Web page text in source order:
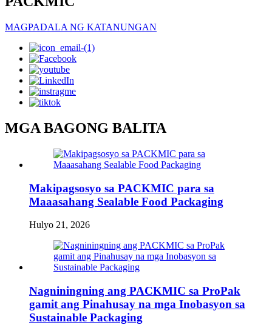
MAGPADALA NG KATANUNGAN
MGA BAGONG BALITA
Makipagsosyo sa PACKMIC para sa
Maaasahang Sealable Food Packaging
Hulyo 21, 2026
Nagniningning ang PACKMIC sa ProPak
gamit ang Pinahusay na mga Inobasyon sa
Sustainable Packaging